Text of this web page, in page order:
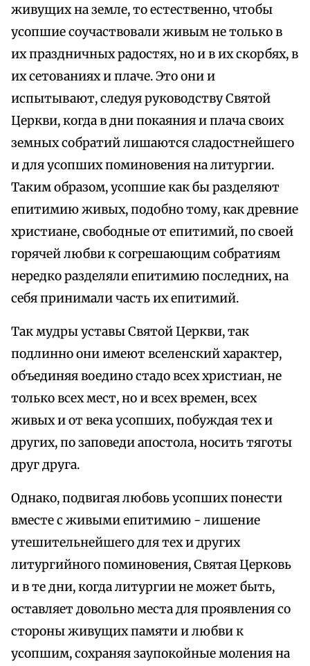
живущих на земле, то естественно, чтобы
усопшие соучаствовали живым не только в
их праздничных радостях, но и в их скорбях, в
их сетованиях и плаче. Это они и
испытывают, следуя руководству Святой
Церкви, когда в дни покаяния и плача своих
земных собратий лишаются сладостнейшего
и для усопших поминовения на литургии.
Таким образом, усопшие как бы разделяют
епитимию живых, подобно тому, как древние
христиане, свободные от епитимий, по своей
горячей любви к согрешающим собратиям
нередко разделяли епитимию последних, на
себя принимали часть их епитимий.
Так мудры уставы Святой Церкви, так
подлинно они имеют вселенский характер,
объединяя воедино стадо всех христиан, не
только всех мест, но и всех времен, всех
живых и от века усопших, побуждая тех и
других, по заповеди апостола, носить тяготы
друг друга.
Однако, подвигая любовь усопших понести
вместе с живыми епитимию - лишение
утешительнейшего для тех и других
литургийного поминовения, Святая Церковь
и в те дни, когда литургии не может быть,
оставляет довольно места для проявления со
стороны живущих памяти и любви к
усопшим, сохраняя заупокойные моления на